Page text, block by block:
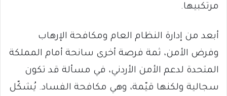
مرتكبيها.
أبعد من إدارة النظام العام ومكافحة الإرهاب
وفرض الأمن، ثمة فرصة أخرى سانحة أمام المملكة
المتحدة لدعم الأمن الأردني، في مسألة قد تكون
سجالية ولكنها قيّمة، وهي مكافحة الفساد. يُشكّل